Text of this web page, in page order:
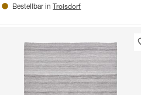
Bestellbar in Troisdorf